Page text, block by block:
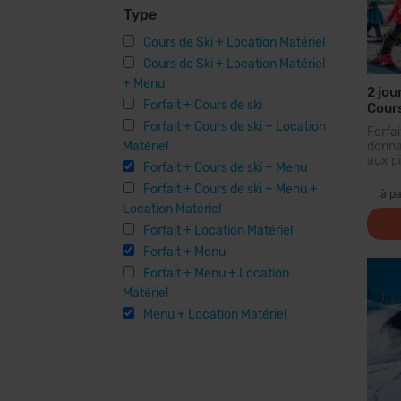
Type
Cours de Ski + Location Matériel
Cours de Ski + Location Matériel
+ Menu
Forfait + Cours de ski
Forfait + Cours de ski + Location
Matériel
Forfait + Cours de ski + Menu
Forfait + Cours de ski + Menu +
Location Matériel
Forfait + Location Matériel
Forfait + Menu
Forfait + Menu + Location
Matériel
Menu + Location Matériel
2
aux
à